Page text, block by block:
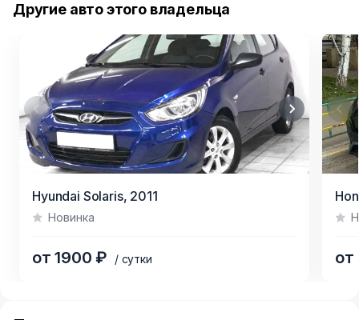
Другие авто этого владельца
Hyundai Solaris, 2011
Новинка
от 1900 ₽ / сутки